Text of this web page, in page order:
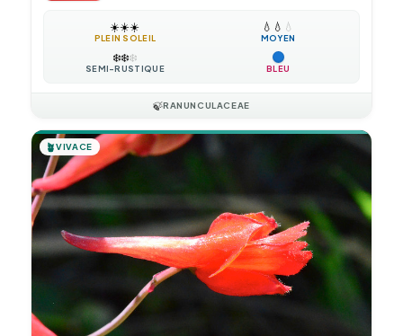
☀️☀️☀️
PLEIN SOLEIL
💧 💧 💧
MOYEN
❄️❄️❄️
SEMI-RUSTIQUE BLEU
🍃RANUNCULACEAE
🪴VIVACE